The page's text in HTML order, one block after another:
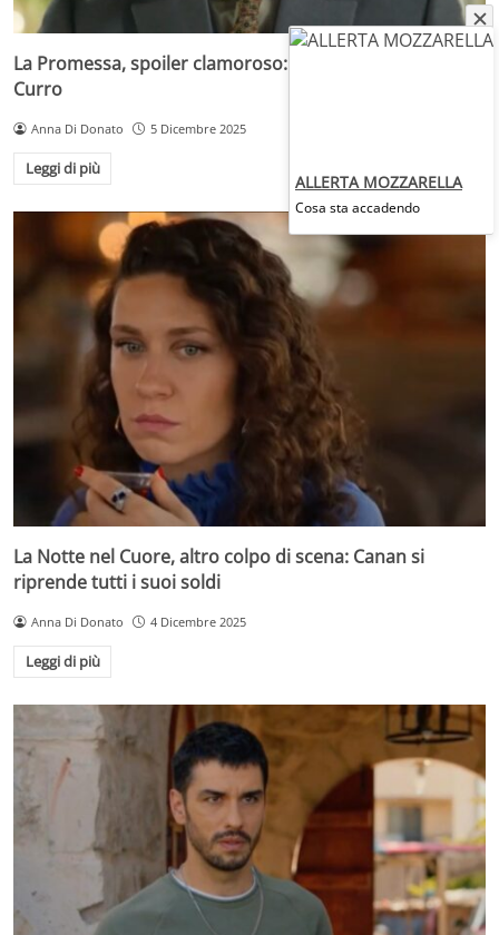
La Promessa, spoiler clamoroso: chi è il vero padre di
Curro
Anna Di Donato 5 Dicembre 2025
Leggi di più
La Notte nel Cuore, altro colpo di scena: Canan si
riprende tutti i suoi soldi
Anna Di Donato 4 Dicembre 2025
Leggi di più
ALLERTA MOZZARELLA
Cosa sta accadendo